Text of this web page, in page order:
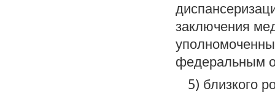
заключения
федеральным
5) близкого